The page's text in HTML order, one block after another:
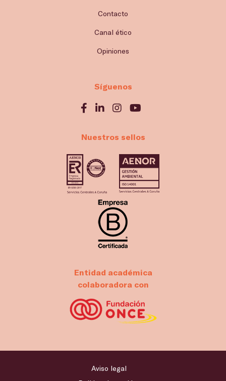
Contacto
Canal ético
Opiniones
Síguenos
Nuestros sellos
Entidad académica
colaboradora con
Aviso legal